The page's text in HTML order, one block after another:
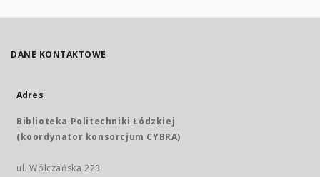
DANE KONTAKTOWE
Adres
Biblioteka Politechniki Łódzkiej
(koordynator konsorcjum CYBRA)
ul. Wólczańska 223